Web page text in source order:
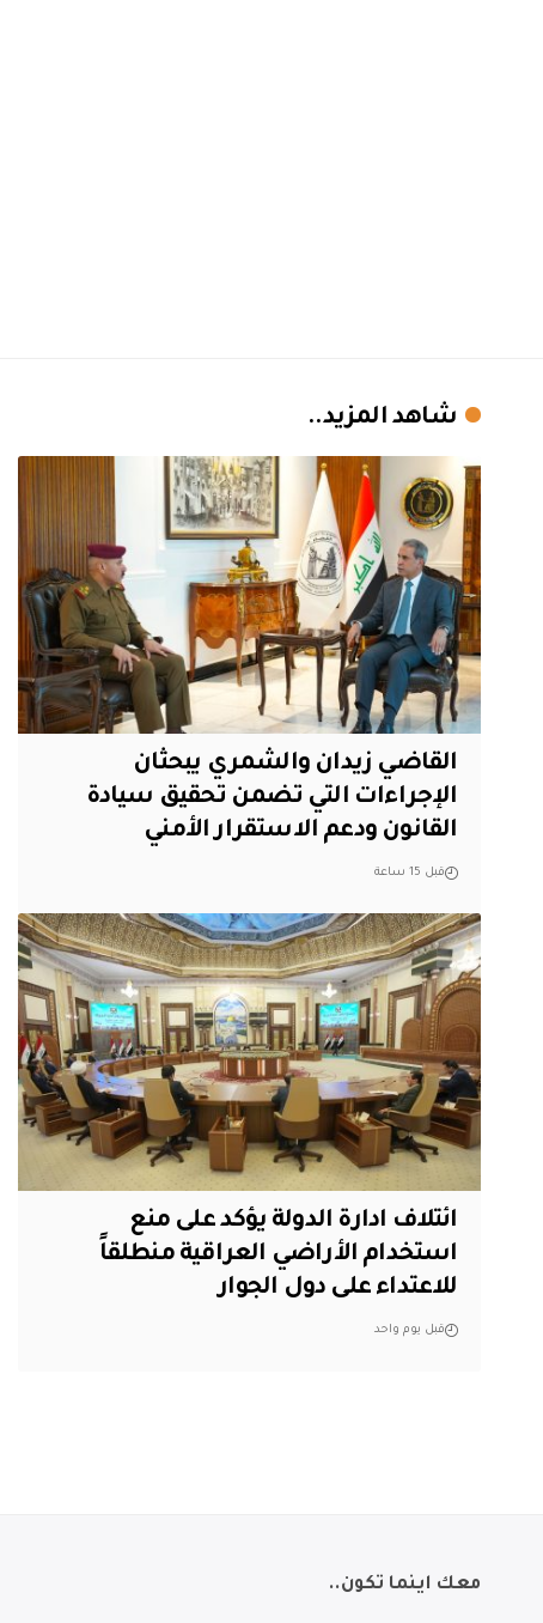
شاهد المزيد..
القاضي زيدان والشمري يبحثان
الإجراءات التي تضمن تحقيق سيادة
القانون ودعم الاستقرار الأمني
قبل 15 ساعة
ائتلاف ادارة الدولة يؤكد على منع
استخدام الأراضي العراقية منطلقاً
للاعتداء على دول الجوار
قبل يوم واحد
معك اينما تكون..